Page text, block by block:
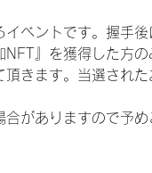
イベントです。握手
』を獲得した方
きます。当選され
がありますので予め